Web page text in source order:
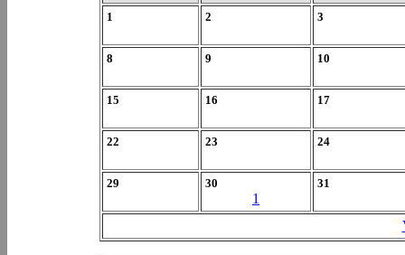
1 2 3
8 9 10
15 16 17
22 23 24
29 30
1
31